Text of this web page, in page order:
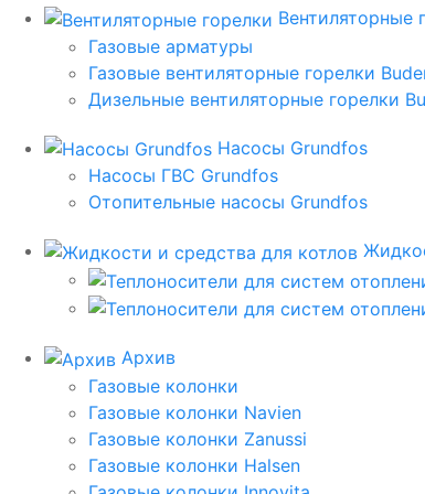
Вентиляторные
Газовые арматуры
Газовые вентиляторные горелки
Дизельные вентиляторные горелки
Насосы Grundfos
Насосы ГВС Grundfos
Отопительные насосы Grundfos
Архив
Газовые колонки
Газовые колонки Navien
Газовые колонки Zanussi
Газовые колонки Halsen